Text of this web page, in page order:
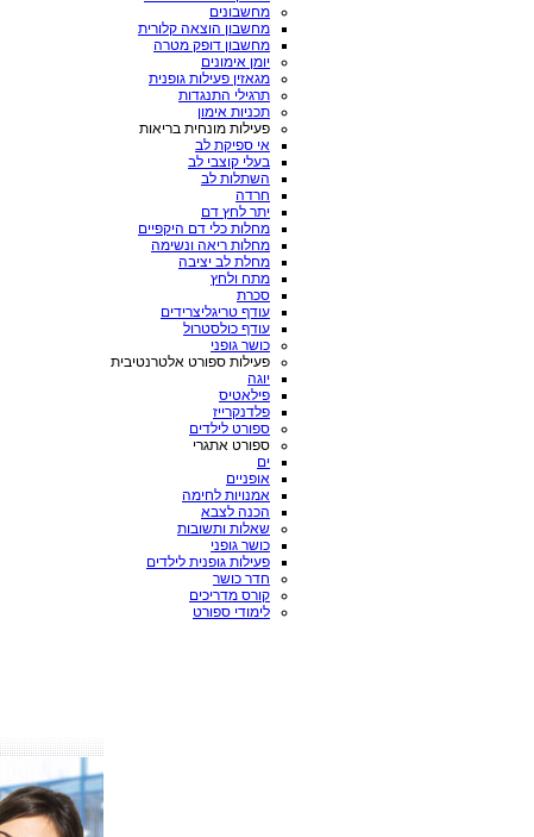
מחשבונים
מחשבון הוצאה קלורית
מחשבון דופק מטרה
יומן אימונים
מגאזין פעילות גופנית
תרגילי התנגדות
תכניות אימון
פעילות מונחית בריאות
אי ספיקת לב
בעלי קוצבי לב
השתלות לב
חרדה
יתר לחץ דם
מחלות כלי דם היקפיים
מחלות ריאה ונשימה
מחלת לב יציבה
מתח ולחץ
סכרת
עודף טריגליצרידים
עודף כולסטרול
כושר גופני
פעילות ספורט אלטרנטיבית
יוגה
פילאטיס
פלדנקרייז
ספורט לילדים
ספורט אתגרי
ים
אופניים
אמנויות לחימה
הכנה לצבא
שאלות ותשובות
כושר גופני
פעילות גופנית לילדים
חדר כושר
קורס מדריכים
לימודי ספורט